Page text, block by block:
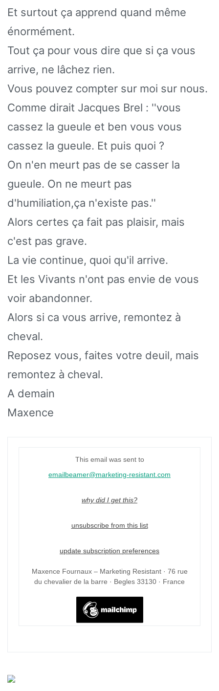
Et surtout ça apprend quand même
énormément.
Tout ça pour vous dire que si ça vous
arrive, ne lâchez rien.
Vous pouvez compter sur moi sur nous.
Comme dirait Jacques Brel : ''vous
cassez la gueule et ben vous vous
cassez la gueule. Et puis quoi ?
On n'en meurt pas de se casser la
gueule. On ne meurt pas
d'humiliation,ça n'existe pas.''
Alors certes ça fait pas plaisir, mais
c'est pas grave.
La vie continue, quoi qu'il arrive.
Et les Vivants n'ont pas envie de vous
voir abandonner.
Alors si ca vous arrive, remontez à
cheval.
Reposez vous, faites votre deuil, mais
remontez à cheval.
A demain
Maxence
This email was sent to
emailbeamer@marketing-resistant.com
why did I get this?
unsubscribe from this list
update subscription preferences
Maxence Fournaux – Marketing Resistant · 76 rue
du chevalier de la barre · Begles 33130 · France